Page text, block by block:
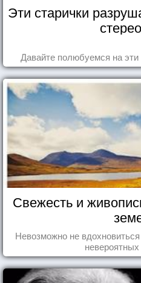
Эти старички
Давайте полюбуемся на
Свежесть и
Невозможно не